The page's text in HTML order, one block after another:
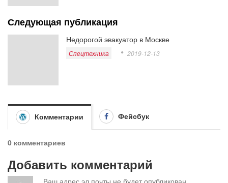
Следующая публикация
Недорогой эвакуатор в Москве
Спецтехника 2019-12-13
Комментарии Фейсбук
0 комментариев
Добавить комментарий